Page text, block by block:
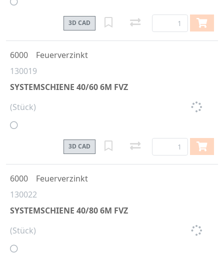
3D CAD
130019
SYSTEMSCHIENE 40/60 6M FVZ
6000 Feuerverzinkt
(Stück)
3D CAD
130022
SYSTEMSCHIENE 40/80 6M FVZ
6000 Feuerverzinkt
(Stück)